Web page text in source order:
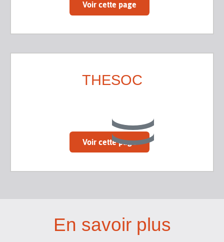
Voir cette page
THESOC
Voir cette page
En savoir plus